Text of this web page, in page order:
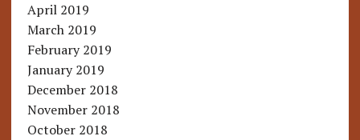
April 2019
March 2019
February 2019
January 2019
December 2018
November 2018
October 2018